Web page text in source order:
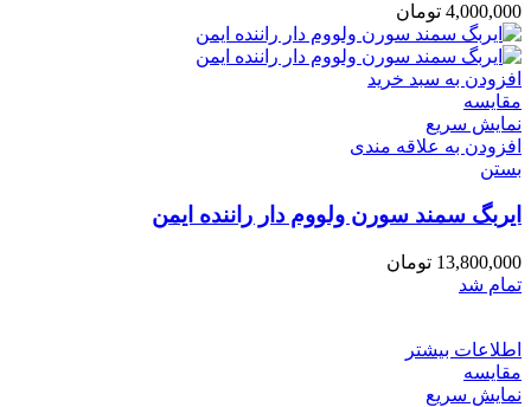
4,000,000 تومان
افزودن به سبد خرید
مقایسه
نمایش سریع
افزودن به علاقه مندی
بستن
ایربگ سمند سورن ولووم دار راننده ایمن
13,800,000 تومان
تمام شد
اطلاعات بیشتر
مقایسه
نمایش سریع